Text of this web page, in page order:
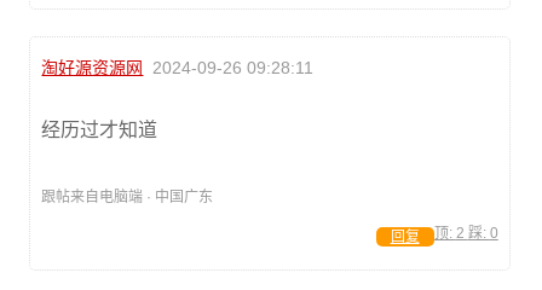
淘好源资源网 2024-09-26 09:28:11
经历过才知道
跟帖来自电脑端 · 中国广东
顶: 2 踩: 0
回复